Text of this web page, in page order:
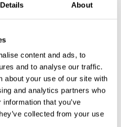
Details About
content and ads, to
and to analyse our traffic.
about your use of our site with
and analytics partners who
that you’ve
collected from your use
laajalla tehoalueella 15–
kaasupolttimet
sekä
maakaasu,
polttoaine vety ja